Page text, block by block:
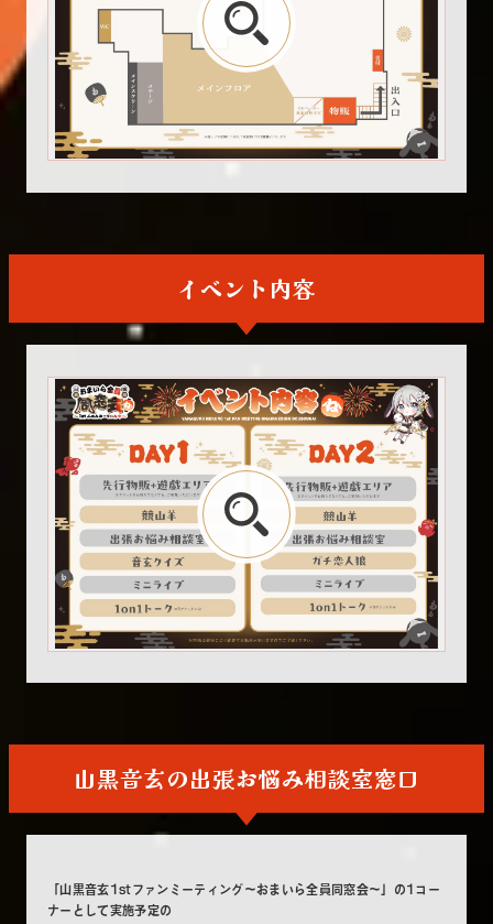
イベント内容
山黒音玄の出張お悩み相談室窓口
「山黒音玄1stファンミーティング～おまいら全員同窓会～」の1コー
ナーとして実施予定の